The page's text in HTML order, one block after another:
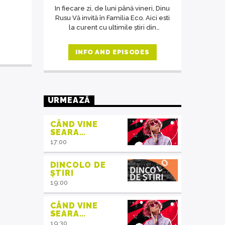
In fiecare zi, de luni până vineri, Dinu
Rusu Vă invită în Familia Eco. Aici esti
la curent cu ultimile știri din
cadrul interviurilor de la ora 14,
invitații emisiunii ne crează acea
INFO AND EPISODES
URMEAZĂ
CÂND VINE
SEARA…
17:00
DINCOLO DE
ȘTIRI
19:00
CÂND VINE
SEARA…
19:30